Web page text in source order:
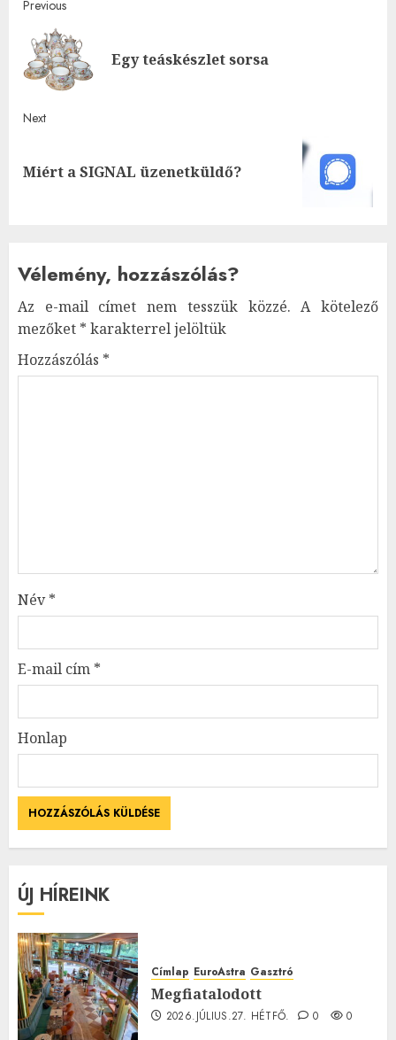
Post
navigation
Previous
Egy teáskészlet sorsa
Next
Next
Miért a SIGNAL üzenetküldő?
Vélemény, hozzászólás?
Az e-mail címet nem tesszük közzé. A kötelező
mezőket * karakterrel jelöltük
Hozzászólás *
Név*
E-mail cím *
Honlap
ÚJ HÍREINK
Címlap EuroAstra Gasztró
Megfiatalodott
2026.JÚLIUS.27. HÉTFŐ. 0 0